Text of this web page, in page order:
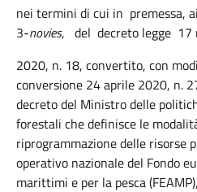
nei termini di cui in premessa,
3-novies, del decreto legge 17
2020, n. 18, convertito, con
conversione 24 aprile 2020, n.
decreto del Ministro delle
forestali che definisce le
riprogrammazione delle risorse
operativo nazionale del Fondo
marittimi e per la pesca